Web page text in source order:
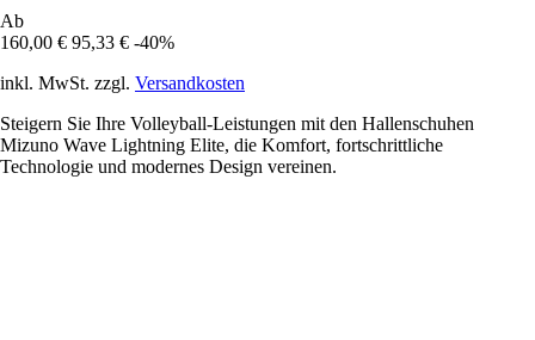
Ab
160,00 € 95,33 € -40%
inkl. MwSt. zzgl. Versandkosten
Steigern Sie Ihre Volleyball-Leistungen mit den Hallenschuhen
Mizuno Wave Lightning Elite, die Komfort, fortschrittliche
Technologie und modernes Design vereinen.